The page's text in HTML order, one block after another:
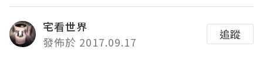
宅看世界
發佈於 2017.09.17
追蹤